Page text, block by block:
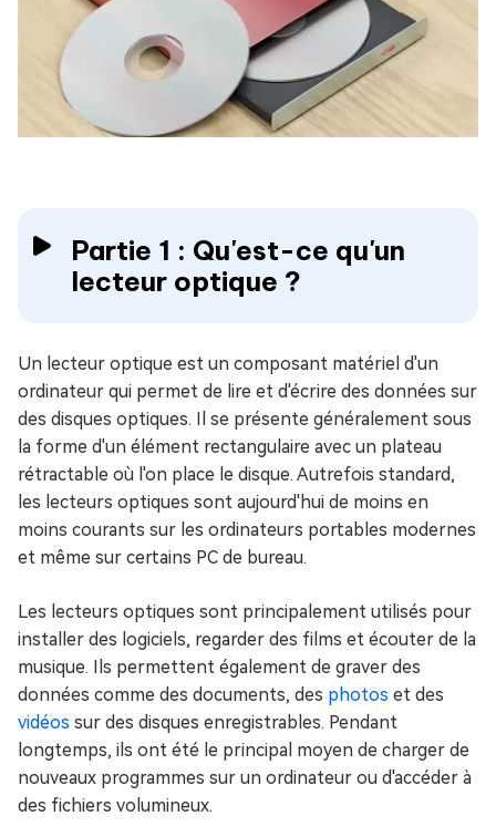
Partie 1 : Qu'est-ce qu'un
lecteur optique ?
Un lecteur optique est un composant matériel d'un
ordinateur qui permet de lire et d'écrire des données sur
des disques optiques. Il se présente généralement sous
la forme d'un élément rectangulaire avec un plateau
rétractable où l'on place le disque. Autrefois standard,
les lecteurs optiques sont aujourd'hui de moins en
moins courants sur les ordinateurs portables modernes
et même sur certains PC de bureau.
Les lecteurs optiques sont principalement utilisés pour
installer des logiciels, regarder des films et écouter de la
musique. Ils permettent également de graver des
données comme des documents, des photos et des
vidéos sur des disques enregistrables. Pendant
longtemps, ils ont été le principal moyen de charger de
nouveaux programmes sur un ordinateur ou d'accéder à
des fichiers volumineux.